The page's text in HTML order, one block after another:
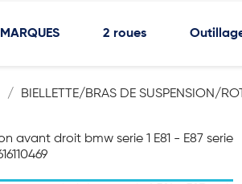
MARQUES 2 roues
BIELLETTE/BRAS DE SUSPENSION/